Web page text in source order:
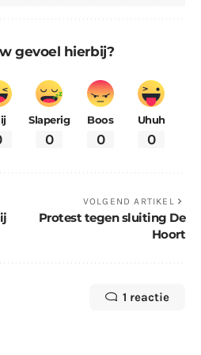
gevoel hierbij?
Slaperig
0
Boos
0
Uhuh
0
VOLGEND ARTIKEL
Protest tegen sluiting De
Hoort
1 reactie